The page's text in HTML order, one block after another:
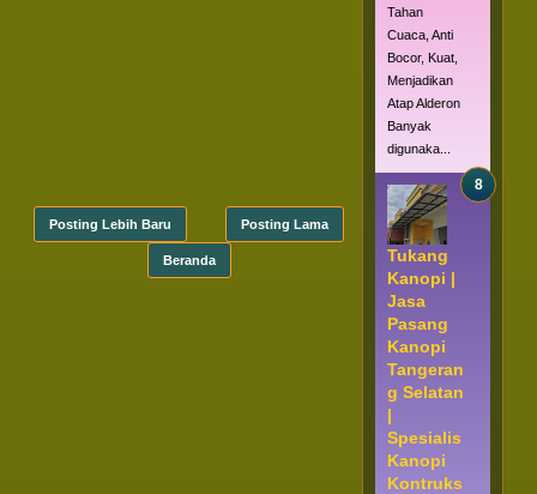
Posting Lebih Baru Posting Lama
Beranda
Tahan
Cuaca, Anti
Bocor, Kuat,
Menjadikan
Atap Alderon
Banyak
digunaka...
Tukang
Kanopi |
Jasa
Pasang
Kanopi
Tangeran
g Selatan
|
Spesialis
Kanopi
Kontruks